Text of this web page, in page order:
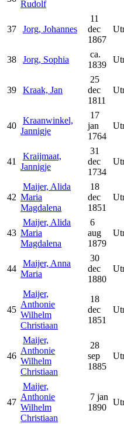
Rudolf
37 Jorg, Johannes
11
dec
1867
38 Jorg, Sophia
ca.
1839
39 Kraak, Jan
25
dec
1811
40
Kraanwinkel,
Jannigje
17
jan
1764
41
Kraijmaat,
Jannigje
31
dec
1734
42
Maijer, Alida
Maria
Magdalena
18
dec
1851
43
Maijer, Alida
Maria
Magdalena
6
aug
1879
44
Maijer, Anna
Maria
30
dec
1880
45
Maijer,
Anthonie
Wilhelm
Christiaan
18
dec
1851
46
Maijer,
Anthonie
Wilhelm
Christiaan
28
sep
1885
47
Maijer,
Anthonie
Wilhelm
Christiaan
7 jan
1890